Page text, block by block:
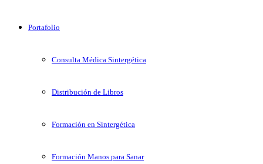
Portafolio
Consulta Médica Sintergética
Distribución de Libros
Formación en Sintergética
Formación Manos para Sanar